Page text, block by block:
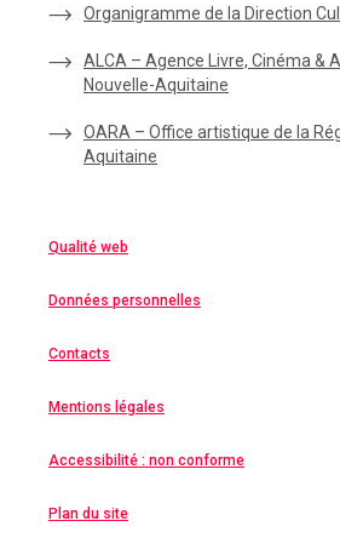
Organigramme de la Direction
ALCA – Agence Livre, Cinéma &
Nouvelle-Aquitaine
OARA – Office artistique de la
Aquitaine
Qualité web
Données personnelles
Contacts
Mentions légales
Accessibilité : non conforme
Plan du site